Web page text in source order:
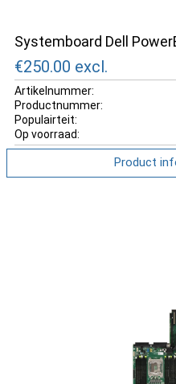
Systemboard Dell
€250.00 excl.
Artikelnummer:
Productnummer:
Populairteit:
Op voorraad:
Product